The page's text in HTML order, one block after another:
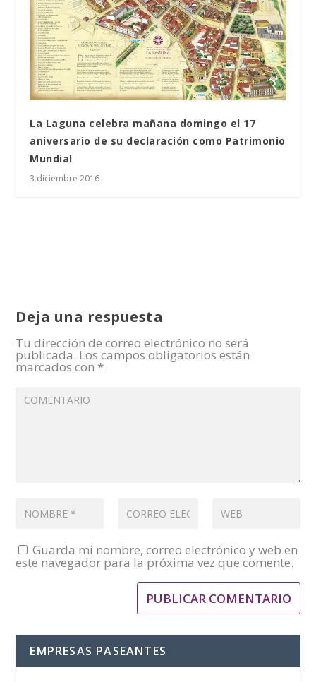
La Laguna celebra mañana domingo el 17
aniversario de su declaración como Patrimonio
Mundial
3 diciembre 2016
Deja una respuesta
Tu dirección de correo electrónico no será
publicada. Los campos obligatorios están
marcados con *
Guarda mi nombre, correo electrónico y web en
este navegador para la próxima vez que comente.
EMPRESAS PASEANTES